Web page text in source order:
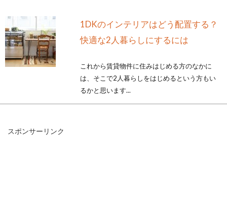
1DKのインテリアはどう配置する？
快適な2人暮らしにするには
これから賃貸物件に住みはじめる方のなかに
は、そこで2人暮らしをはじめるという方もい
るかと思います...
スポンサーリンク